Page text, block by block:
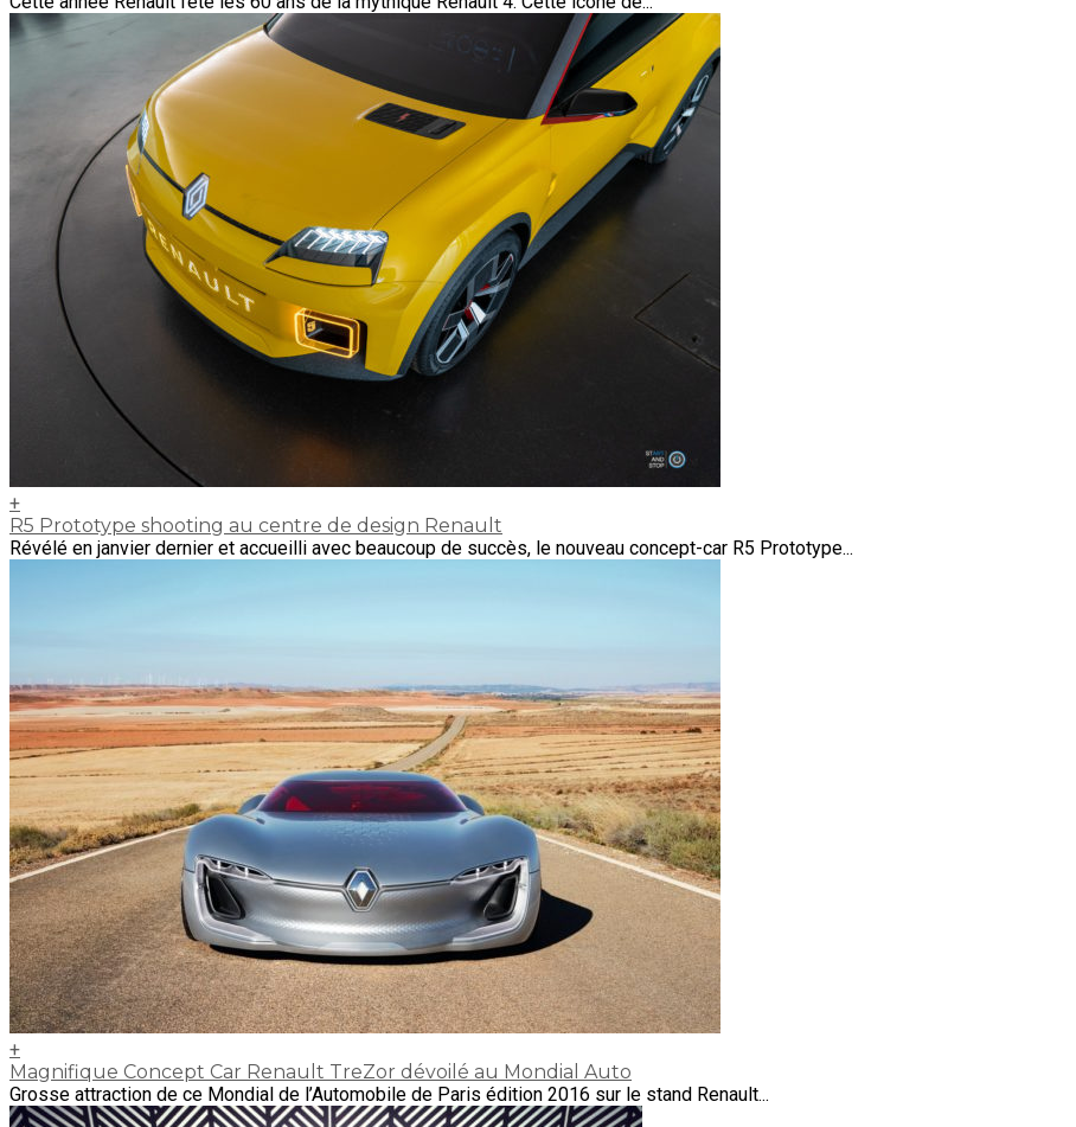
+
R5 Prototype shooting au centre de design Renault
Révélé en janvier dernier et accueilli avec beaucoup de succès, le nouveau concept-car R5 Prototype...
+
Magnifique Concept Car Renault TreZor dévoilé au Mondial Auto
Grosse attraction de ce Mondial de l’Automobile de Paris édition 2016 sur le stand Renault...